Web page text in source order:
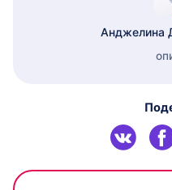
Анджелина